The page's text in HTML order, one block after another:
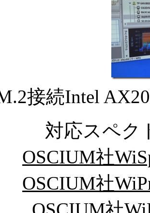
接続Intel
対応スペク
OSCIUM社
OSCIUM社